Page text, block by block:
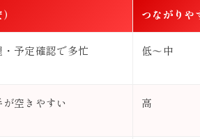
つながりや
予定確認で多忙 低〜中
空きやすい 高